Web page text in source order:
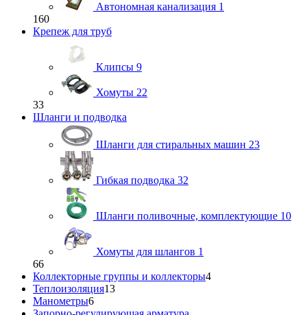
Автономная канализация 1
160
Крепеж для труб
Клипсы 9
Хомуты 22
33
Шланги и подводка
Шланги для стиральных машин 23
Гибкая подводка 32
Шланги поливочные, комплектующие 10
Хомуты для шлангов 1
66
Коллекторные группы и коллекторы4
Теплоизоляция13
Манометры6